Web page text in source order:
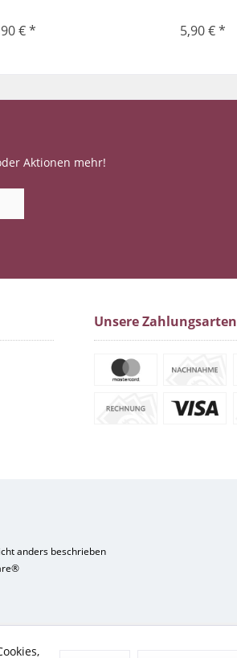
€ * 5,90 € *
Aktionen mehr!
Unsere Zahlungsarten
anders beschrieben